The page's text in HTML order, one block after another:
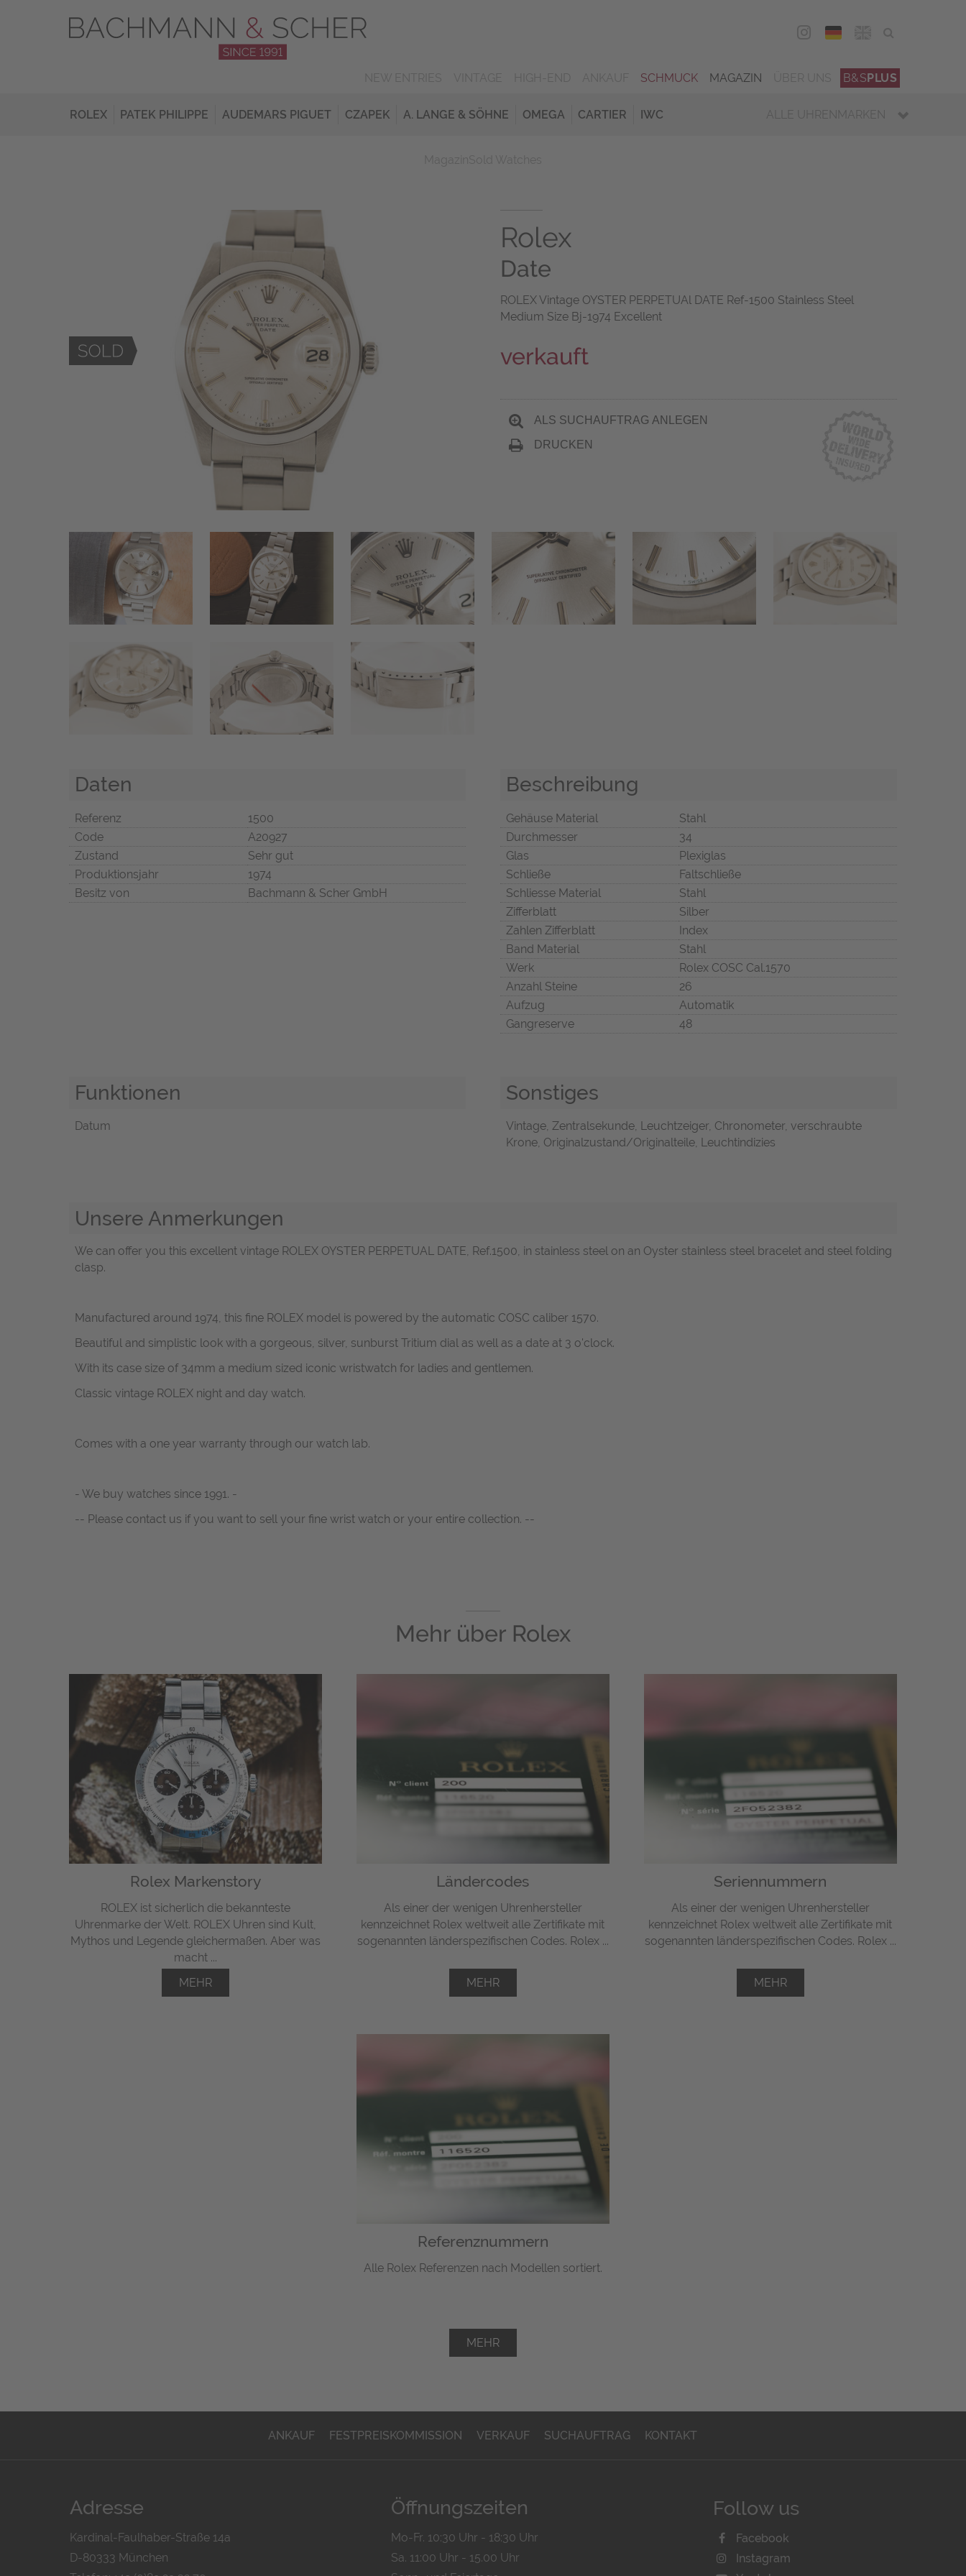
DEU
SCHMUCK MAGAZIN B&SPLUS
ROLEX PATEK PHILIPPE AUDEMARS PIGUET CZAPEK A. LANGE & SÖHNE OMEGA CARTIER IWC ALLE UHRENMARKEN
Rolex
Date
ROLEX Vintage OYSTER PERPETUAl DATE Ref-1500 Stainless Steel
Medium Size Bj-1974 Excellent
verkauft
ALS SUCHAUFTRAG ANLEGEN
DRUCKEN
Daten
Referenz
1500
Code
A20927
Zustand
Sehr gut
Produktionsjahr
1974
Besitz von
Bachmann & Scher GmbH
Beschreibung
Gehäuse Material
Stahl
Durchmesser
34
Glas
Plexiglas
Schließe
Faltschließe
Schliesse Material
Stahl
Zifferblatt
Silber
Zahlen Zifferblatt
Index
Band Material
Stahl
Werk
Rolex COSC Cal.1570
Anzahl Steine
26
Aufzug
Automatik
Gangreserve
48
Funktionen
Datum
Sonstiges
Vintage, Zentralsekunde, Leuchtzeiger, Chronometer, verschraubte
Krone, Originalzustand/Originalteile, Leuchtindizies
Unsere Anmerkungen
We can offer you this excellent vintage ROLEX OYSTER PERPETUAL DATE, Ref.1500, in stainless steel on an Oyster stainless steel bracelet and steel folding
clasp.
Manufactured around 1974, this fine ROLEX model is powered by the automatic COSC caliber 1570.
Beautiful and simplistic look with a gorgeous, silver, sunburst Tritium dial as well as a date at 3 o'clock.
With its case size of 34mm a medium sized iconic wristwatch for ladies and gentlemen.
Classic vintage ROLEX night and day watch.
Comes with a one year warranty through our watch lab.
- We buy watches since 1991. -
-- Please contact us if you want to sell your fine wrist watch or your entire collection. --
Mehr über Rolex
Rolex Markenstory
ROLEX ist sicherlich die bekannteste
Uhrenmarke der Welt. ROLEX Uhren sind Kult,
Mythos und Legende gleichermaßen. Aber was
macht ...
MEHR
Ländercodes
Als einer der wenigen Uhrenhersteller
kennzeichnet Rolex weltweit alle Zertifikate mit
sogenannten länderspezifischen Codes. Rolex ...
MEHR
Seriennummern
Als einer der wenigen Uhrenhersteller
kennzeichnet Rolex weltweit alle Zertifikate mit
sogenannten länderspezifischen Codes. Rolex ...
MEHR
Referenznummern
Alle Rolex Referenzen nach Modellen sortiert.
MEHR
ANKAUF FESTPREISKOMMISSION VERKAUF SUCHAUFTRAG KONTAKT
Adresse
Kardinal-Faulhaber-Straße 14a
D-80333 München
Öffnungszeiten
Mo-Fr. 10:30 Uhr - 18:30 Uhr
Sa. 11:00 Uhr - 15.00 Uhr
Follow us
Facebook
Instagram